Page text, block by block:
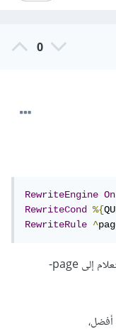
0
RewriteEngine
On
RewriteCond
%{
RewriteRule
^
وذك لتحويل الروابط من page.php?id=الاستعلام إلى page-